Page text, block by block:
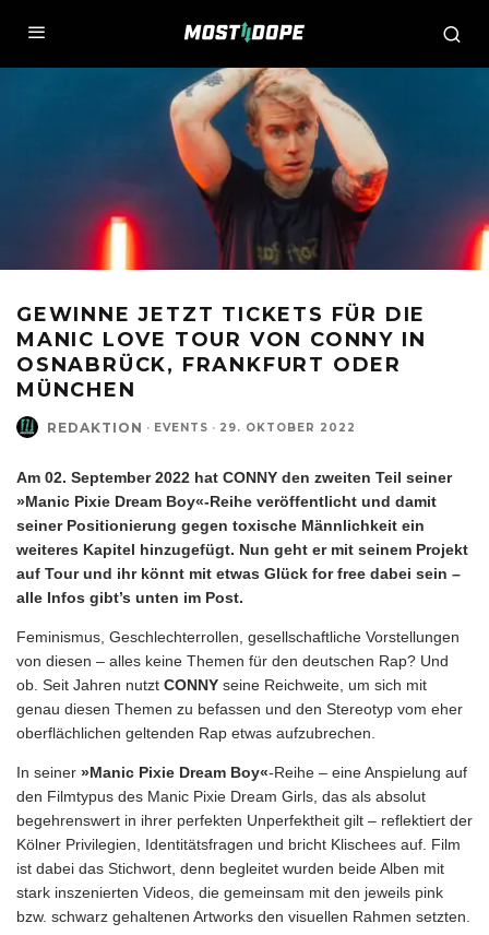
GEWINNE JETZT TICKETS FÜR DIE
MANIC LOVE TOUR VON CONNY IN
OSNABRÜCK, FRANKFURT ODER
MÜNCHEN
REDAKTION · EVENTS · 29. OKTOBER 2022
Am 02. September 2022 hat CONNY den zweiten Teil seiner
»Manic Pixie Dream Boy«-Reihe veröffentlicht und damit
seiner Positionierung gegen toxische Männlichkeit ein
weiteres Kapitel hinzugefügt. Nun geht er mit seinem Projekt
auf Tour und ihr könnt mit etwas Glück for free dabei sein –
alle Infos gibt’s unten im Post.
Feminismus, Geschlechterrollen, gesellschaftliche Vorstellungen
von diesen – alles keine Themen für den deutschen Rap? Und
ob. Seit Jahren nutzt CONNY seine Reichweite, um sich mit
genau diesen Themen zu befassen und den Stereotyp vom eher
oberflächlichen geltenden Rap etwas aufzubrechen.
In seiner »Manic Pixie Dream Boy«-Reihe – eine Anspielung auf
den Filmtypus des Manic Pixie Dream Girls, das als absolut
begehrenswert in ihrer perfekten Unperfektheit gilt – reflektiert der
Kölner Privilegien, Identitätsfragen und bricht Klischees auf. Film
ist dabei das Stichwort, denn begleitet wurden beide Alben mit
stark inszenierten Videos, die gemeinsam mit den jeweils pink
bzw. schwarz gehaltenen Artworks den visuellen Rahmen setzten.